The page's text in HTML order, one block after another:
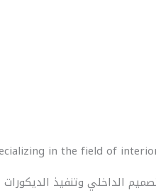
in the field of
الداخلي وتنفيذ الديكورات